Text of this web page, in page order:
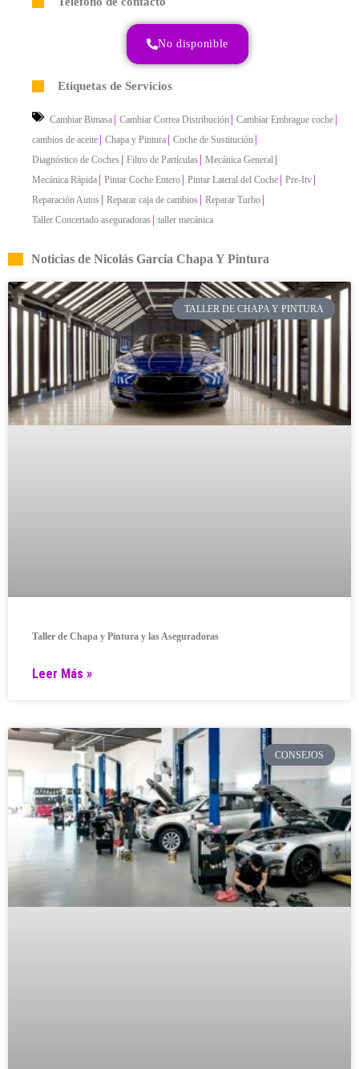
No disponible
Etiquetas de Servicios
Cambiar Bimasa Cambiar Correa Distribución Cambiar Embrague coche
cambios de aceite Chapa y Pintura Coche de Sustitución
Diagnóstico de Coches Filtro de Partículas Mecánica General
Mecánica Rápida Pintar Coche Entero Pintar Lateral del Coche Pre-Itv
Reparación Autos Reparar caja de cambios Reparar Turbo
Taller Concertado aseguradoras taller mecánica
Noticias de Nicolás Garcia Chapa Y Pintura
TALLER DE CHAPA Y PINTURA
Taller de Chapa y Pintura y las Aseguradoras
Leer Más »
CONSEJOS